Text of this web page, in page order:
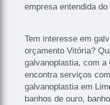
empresa entendida
Tem interesse em
orçamento Vitória?
galvanoplastia, com
encontra serviços
galvanoplastia em
banhos de ouro,